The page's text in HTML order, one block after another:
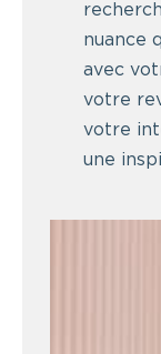
nuance
avec
votre
votre
une